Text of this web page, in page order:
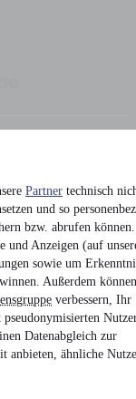
Partner technisch
und so
bzw. abrufen
und Anzeigen (auf
sowie um
Außerdem
verbessern, Ihr
Datenabgleich zur
anbieten, ähnliche